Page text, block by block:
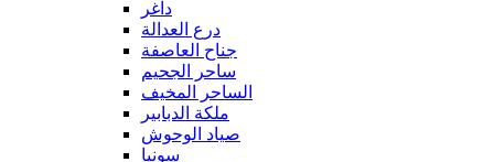
داغر
درع العدالة
جناح العاصفة
ساحر الجحيم
الساحر المخيف
ملكة الدبابير
صياد الوحوش
سونيا